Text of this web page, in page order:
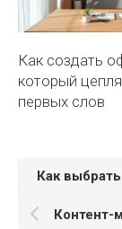
Как создать
который
первых слов